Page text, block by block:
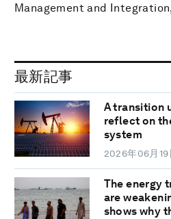
Management and
最新記事
A transition
reflect on
system
2026年06月19
The energy
are
shows why